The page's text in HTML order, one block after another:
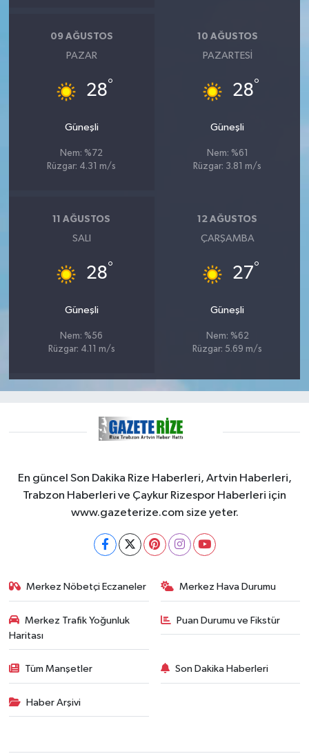
09 AĞUSTOS
PAZAR
28°
Güneşli
Nem: %72
Rüzgar: 4.31 m/s
10 AĞUSTOS
PAZARTESI
28°
Güneşli
Nem: %61
Rüzgar: 3.81 m/s
11 AĞUSTOS
SALI
28°
Güneşli
Nem: %56
Rüzgar: 4.11 m/s
12 AĞUSTOS
ÇARŞAMBA
27°
Güneşli
Nem: %62
Rüzgar: 5.69 m/s
En güncel Son Dakika Rize Haberleri, Artvin Haberleri,
Trabzon Haberleri ve Çaykur Rizespor Haberleri için
www.gazeterize.com size yeter.
Merkez Nöbetçi Eczaneler Merkez Hava Durumu
Merkez Trafik Yoğunluk
Haritası
Puan Durumu ve Fikstür
Tüm Manşetler Son Dakika Haberleri
Haber Arşivi
TEKNOLOJİ
ÜLKE GÜNDEMİ
YEREL